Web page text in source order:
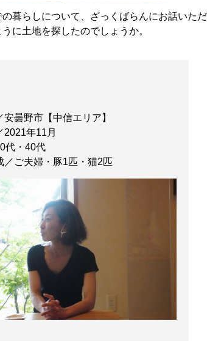
暮らしについて、ざっくばらんにお話いただ
に土地を探したのでしょうか。
安曇野市【中信エリア】
2021年11月
代・40代
／ご夫婦・豚1匹・猫2匹